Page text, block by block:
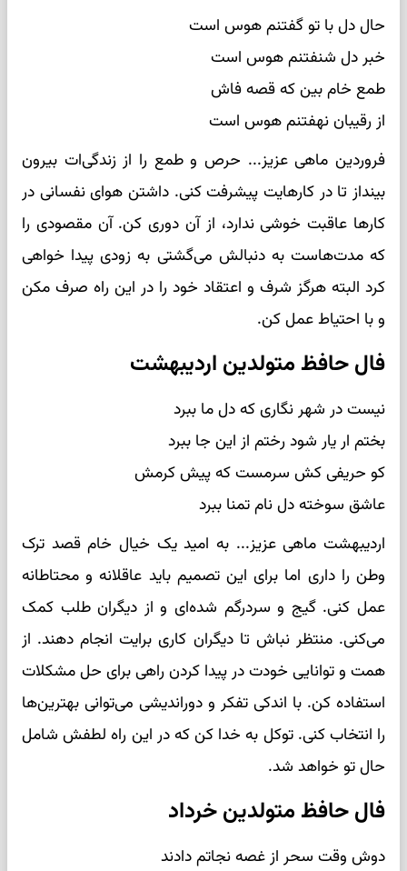
حال دل با تو گفتنم هوس است
خبر دل شنفتنم هوس است
طمع خام بین که قصه فاش
از رقیبان نهفتنم هوس است
فروردین ماهی عزیز... حرص و طمع را از زندگی‌ات بیرون
بینداز تا در کارهایت پیشرفت کنی. داشتن هوای نفسانی در
کارها عاقبت خوشی ندارد، از آن دوری کن. آن مقصودی را
که مدت‌هاست به دنبالش می‌گشتی به زودی پیدا خواهی
کرد البته هرگز شرف و اعتقاد خود را در این راه صرف مکن
و با احتیاط عمل کن.
فال حافظ متولدین اردیبهشت
نیست در شهر نگاری که دل ما ببرد
بختم ار یار شود رختم از این جا ببرد
کو حریفی کش سرمست که پیش کرمش
عاشق سوخته دل نام تمنا ببرد
اردیبهشت ماهی عزیز... به امید یک خیال خام قصد ترک
وطن را داری اما برای این تصمیم باید عاقلانه و محتاطانه
عمل کنی. گیج و سردرگم شده‌ای و از دیگران طلب کمک
می‌کنی. منتظر نباش تا دیگران کاری برایت انجام دهند. از
همت و توانایی خودت در پیدا کردن راهی برای حل مشکلات
استفاده کن. با اندکی تفکر و دوراندیشی می‌توانی بهترین‌ها
را انتخاب کنی. توکل به خدا کن که در این راه لطفش شامل
حال تو خواهد شد.
فال حافظ متولدین خرداد
دوش وقت سحر از غصه نجاتم دادند